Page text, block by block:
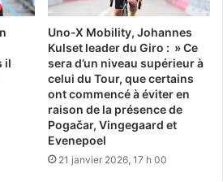
il
Uno-X Mobility, Johannes
Kulset leader du Giro : » Ce
sera d’un niveau supérieur à
celui du Tour, que certains
ont commencé à éviter en
raison de la présence de
Pogačar, Vingegaard et
Evenepoel
21 janvier 2026, 17 h 00